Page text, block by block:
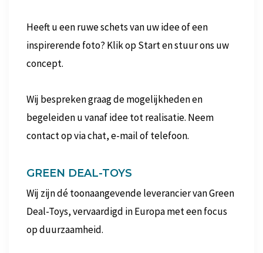
Heeft u een ruwe schets van uw idee of een
inspirerende foto? Klik op Start en stuur ons uw
concept.
Wij bespreken graag de mogelijkheden en
begeleiden u vanaf idee tot realisatie. Neem
contact op via chat, e-mail of telefoon.
GREEN DEAL-TOYS
Wij zijn dé toonaangevende leverancier van Green
Deal-Toys, vervaardigd in Europa met een focus
op duurzaamheid.